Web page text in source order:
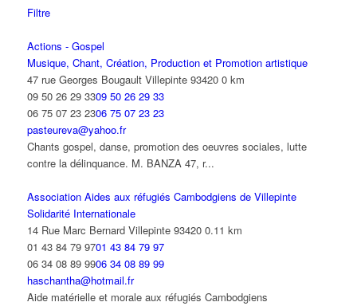
Filtre
Actions - Gospel
Musique, Chant, Création, Production et Promotion artistique
47 rue Georges Bougault Villepinte 93420 0 km
09 50 26 29 3309 50 26 29 33
06 75 07 23 2306 75 07 23 23
pasteureva@yahoo.fr
Chants gospel, danse, promotion des oeuvres sociales, lutte
contre la délinquance. M. BANZA 47, r...
Association Aides aux réfugiés Cambodgiens de Villepinte
Solidarité Internationale
14 Rue Marc Bernard Villepinte 93420 0.11 km
01 43 84 79 9701 43 84 79 97
06 34 08 89 9906 34 08 89 99
haschantha@hotmail.fr
Aide matérielle et morale aux réfugiés Cambodgiens